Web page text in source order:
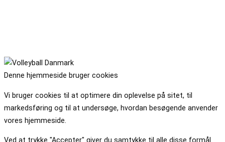
Denne hjemmeside bruger cookies
Vi bruger cookies til at optimere din oplevelse på sitet, til
markedsføring og til at undersøge, hvordan besøgende anvender
vores hjemmeside.
Ved at trykke "Accepter" giver du samtykke til alle disse formål.